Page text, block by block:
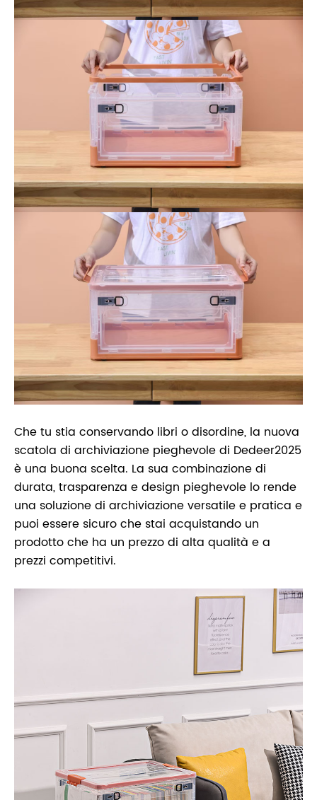
Che tu stia conservando libri o disordine, la nuova
scatola di archiviazione pieghevole di Dedeer2025
è una buona scelta. La sua combinazione di
durata, trasparenza e design pieghevole lo rende
una soluzione di archiviazione versatile e pratica e
puoi essere sicuro che stai acquistando un
prodotto che ha un prezzo di alta qualità e a
prezzi competitivi.